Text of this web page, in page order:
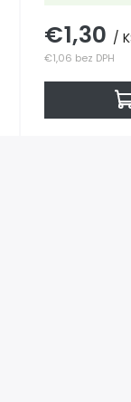
€1,06 bez DPH
€1,30/